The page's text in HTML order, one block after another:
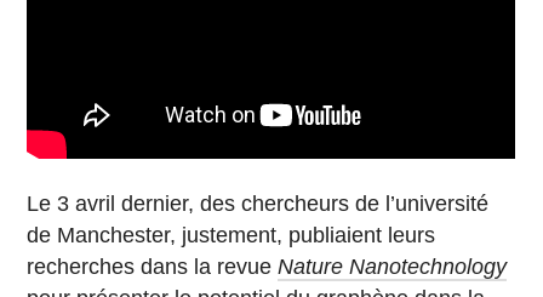
Le 3 avril dernier, des chercheurs de l’université
de Manchester, justement, publiaient leurs
recherches dans la revueNature Nanotechnology